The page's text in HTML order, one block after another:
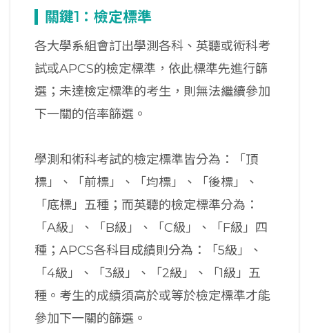
關鍵1：檢定標準
各大學系組會訂出學測各科、英聽或術科考
試或APCS的檢定標準，依此標準先進行篩
選；未達檢定標準的考生，則無法繼續參加
下一關的倍率篩選。
學測和術科考試的檢定標準皆分為：「頂
標」、「前標」、「均標」、「後標」、
「底標」五種；而英聽的檢定標準分為：
「A級」、「B級」、「C級」、「F級」四
種；APCS各科目成績則分為：「5級」、
「4級」、「3級」、「2級」、「1級」五
種。考生的成績須高於或等於檢定標準才能
參加下一關的篩選。